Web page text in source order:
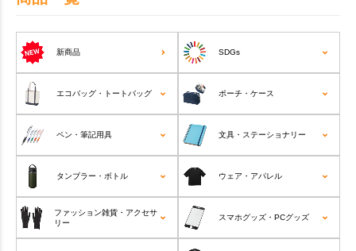
新商品 SDGs
エコバッグ・トートバッグ ポーチ・ケース
ペン・筆記用具 文具・ステーショナリー
タンブラー・ボトル ウェア・アパレル
ファッション雑貨・アクセサ
リー
スマホグッズ・PCグッズ